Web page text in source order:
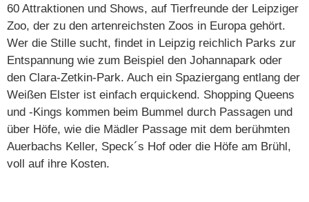
60 Attraktionen und Shows, auf Tierfreunde der Leipziger
Zoo, der zu den artenreichsten Zoos in Europa gehört.
Wer die Stille sucht, findet in Leipzig reichlich Parks zur
Entspannung wie zum Beispiel den Johannapark oder
den Clara-Zetkin-Park. Auch ein Spaziergang entlang der
Weißen Elster ist einfach erquickend. Shopping Queens
und -Kings kommen beim Bummel durch Passagen und
über Höfe, wie die Mädler Passage mit dem berühmten
Auerbachs Keller, Speck´s Hof oder die Höfe am Brühl,
voll auf ihre Kosten.